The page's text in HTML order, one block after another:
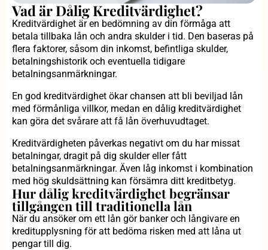
Vad är Dålig Kreditvärdighet?
Kreditvärdighet är en bedömning av din förmåga att
betala tillbaka lån och andra skulder i tid. Den baseras på
flera faktorer, såsom din inkomst, befintliga skulder,
betalningshistorik och eventuella tidigare
betalningsanmärkningar.
En god kreditvärdighet ökar chansen att bli beviljad lån
med förmånliga villkor, medan en dålig kreditvärdighet
kan göra det svårare att få lån överhuvudtaget.
Kreditvärdigheten påverkas negativt om du har missat
betalningar, dragit på dig skulder eller fått
betalningsanmärkningar. Även låg inkomst i kombination
med hög skuldsättning kan försämra ditt kreditbetyg.
Hur dålig kreditvärdighet begränsar
tillgången till traditionella lån
När du ansöker om ett lån gör banker och långivare en
kreditupplysning för att bedöma risken med att låna ut
pengar till dig.